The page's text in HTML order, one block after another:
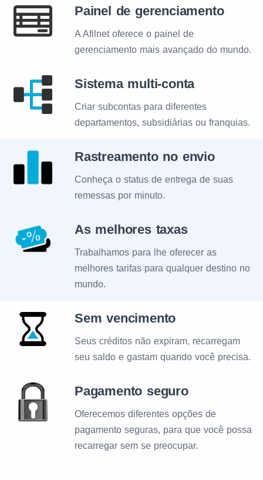
Painel de gerenciamento
A Afilnet oferece o painel de
gerenciamento mais avançado do mundo.
Sistema multi-conta
Criar subcontas para diferentes
departamentos, subsidiárias ou franquias.
Rastreamento no envio
Conheça o status de entrega de suas
remessas por minuto.
As melhores taxas
Trabalhamos para lhe oferecer as
melhores tarifas para qualquer destino no
mundo.
Sem vencimento
Seus créditos não expiram, recarregam
seu saldo e gastam quando você precisa.
Pagamento seguro
Oferecemos diferentes opções de
pagamento seguras, para que você possa
recarregar sem se preocupar.